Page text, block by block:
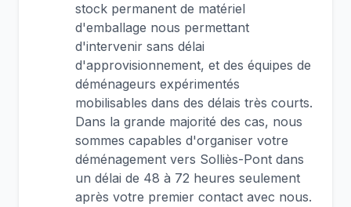
stock permanent de matériel
d'emballage nous permettant
d'intervenir sans délai
d'approvisionnement, et des équipes de
déménageurs expérimentés
mobilisables dans des délais très courts.
Dans la grande majorité des cas, nous
sommes capables d'organiser votre
déménagement vers Solliès-Pont dans
un délai de 48 à 72 heures seulement
après votre premier contact avec nous.